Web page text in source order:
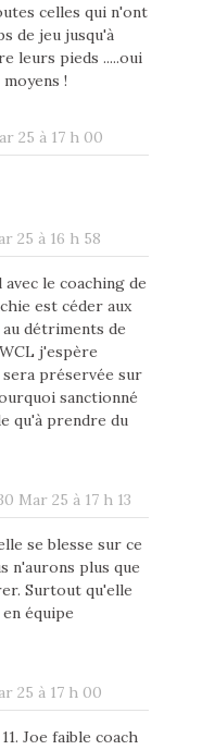
celles qui n'ont
de jeu jusqu'à
leurs pieds .....oui
!
25 à 17 h 00
25 à 16 h 58
le coaching de
est céder aux
détriments de
j'espère
préservée sur
sanctionné
qu'à prendre du
Mar 25 à 17 h 13
se blesse sur ce
n'aurons plus que
Surtout qu'elle
équipe
25 à 17 h 00
Joe faible coach